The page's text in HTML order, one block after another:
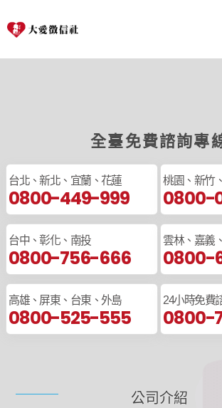
全臺免費諮詢專
台北、新北、宜蘭、花蓮
0800-449-999
桃園、新竹
0800-
台中、彰化、南投
0800-756-666
雲林、嘉義
0800-
高雄、屏東、台東、外島
0800-525-555
24小時免費
0800-
公司介紹